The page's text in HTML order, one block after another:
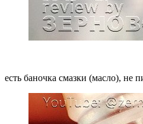
есть баночка смазки (масло), не